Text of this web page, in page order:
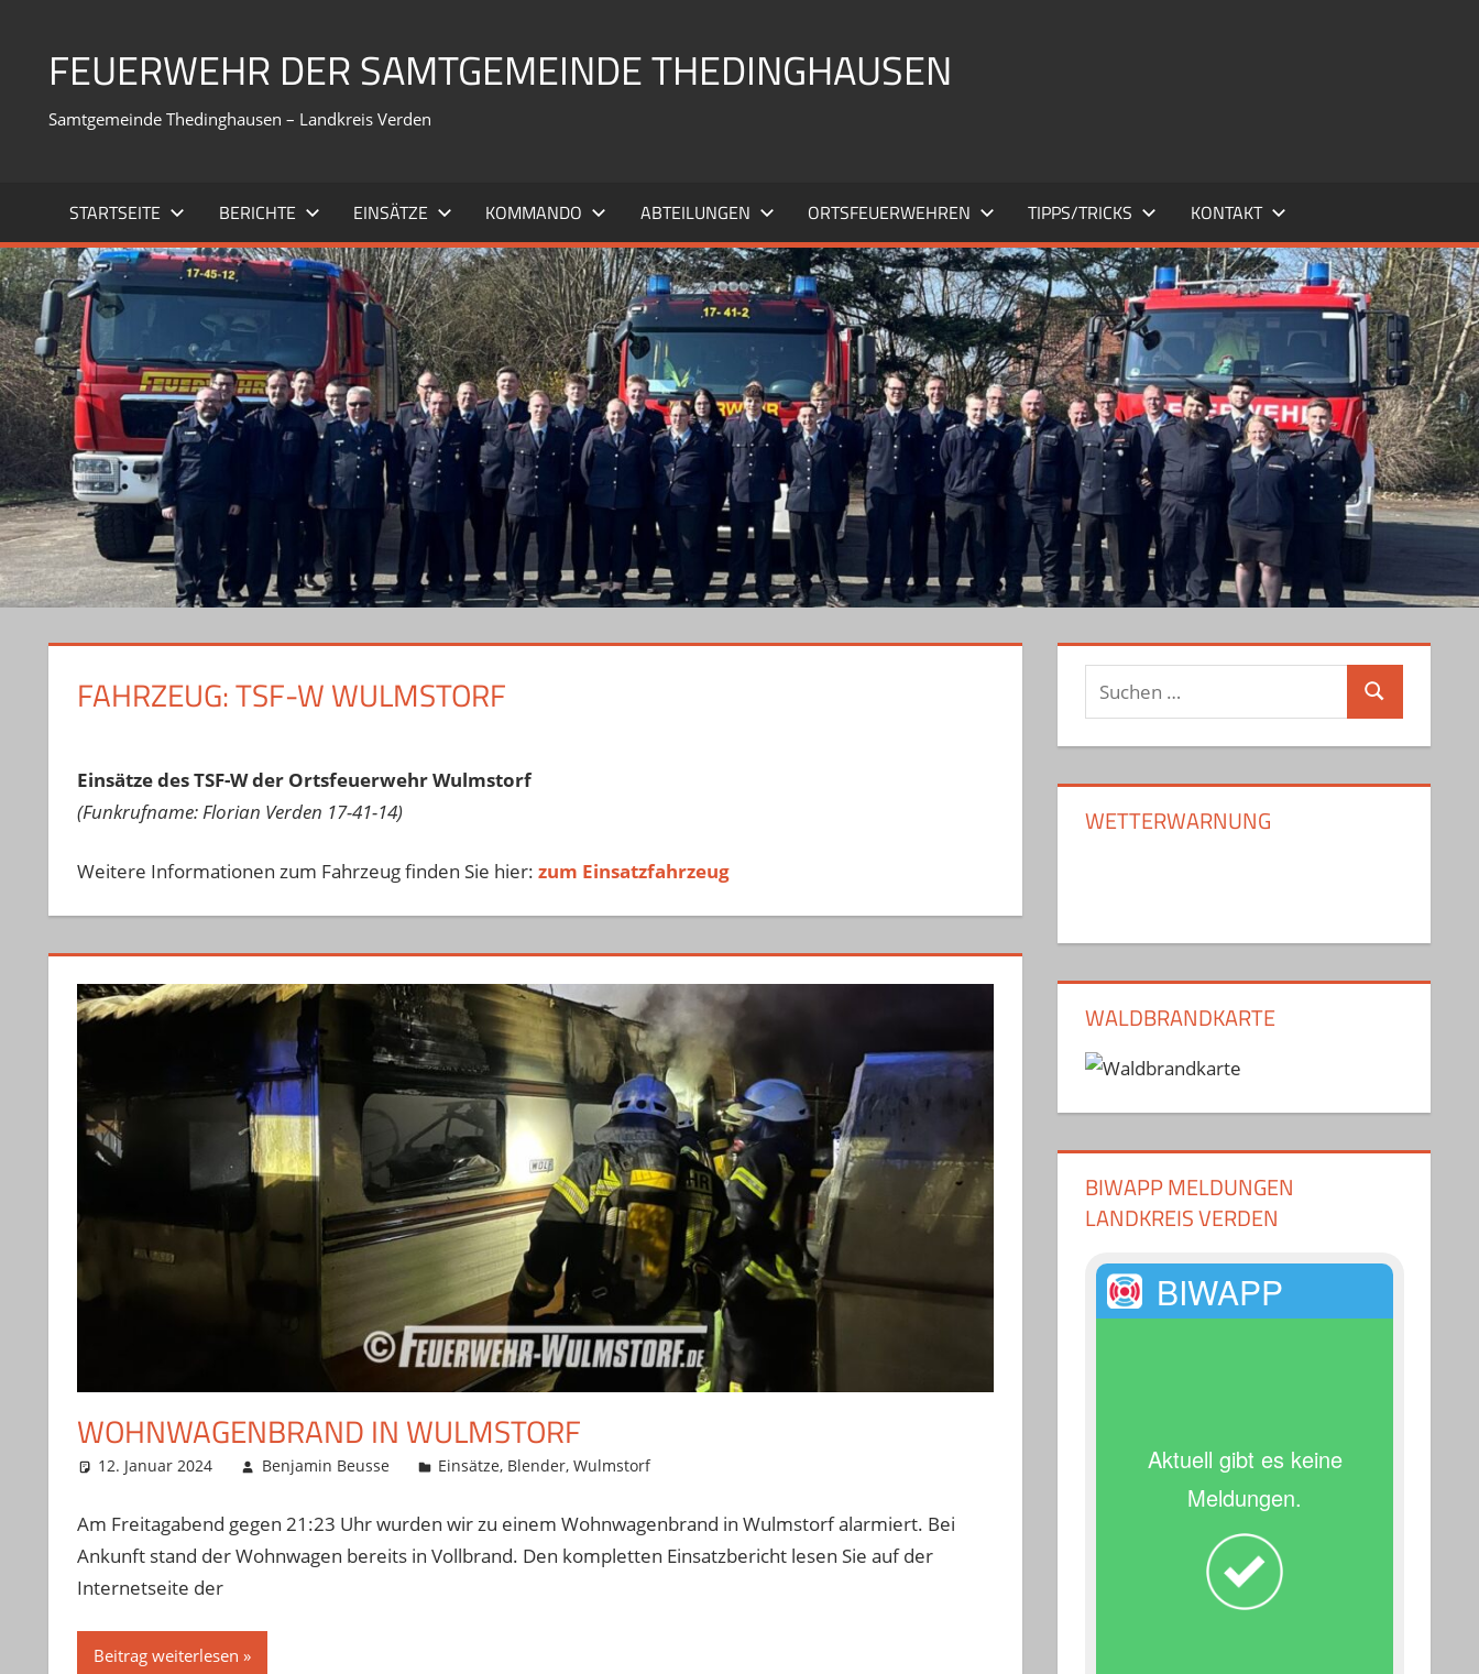
springenFEUERWEHR DER SAMTGEMEINDE THEDINGHAUSEN
Samtgemeinde Thedinghausen – Landkreis Verden
STARTSEITE BERICHTE EINSÄTZE KOMMANDO ABTEILUNGEN ORTSFEUERWEHREN TIPPS/TRICKS KONTAKT
FAHRZEUG:TSF-W WULMSTORF
Einsätze des TSF-W der Ortsfeuerwehr Wulmstorf
(Funkrufname: Florian Verden 17-41-14)
Weitere Informationen zum Fahrzeug finden Sie hier: zum Einsatzfahrzeug
WOHNWAGENBRAND IN WULMSTORF
12. Januar 2024 Benjamin Beusse Einsätze, Blender,Wulmstorf
Am Freitagabend gegen 21:23 Uhr wurden wir zu einem Wohnwagenbrand in Wulmstorf alarmiert. Bei
Ankunft stand der Wohnwagen bereits in Vollbrand. Den kompletten Einsatzbericht lesen Sie auf der
Internetseite der
Beitrag weiterlesen
Suchen
nach:
Suchen
WETTERWARNUNG
WALDBRANDKARTE
BIWAPP MELDUNGEN
LANDKREIS VERDEN
BIWAPP
Aktuell gibt es keine
Meldungen.